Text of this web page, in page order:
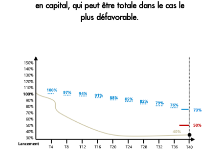
en capital, qui peut être totale dans le cas le
plus défavorable.